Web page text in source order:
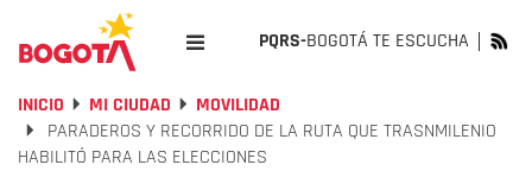
PQRS-BOGOTÁ TE ESCUCHA
INICIO MI CIUDAD
MOVILIDAD
PARADEROS Y RECORRIDO DE LA RUTA QUE TRASNMILENIO
HABILITÓ PARA LAS ELECCIONES